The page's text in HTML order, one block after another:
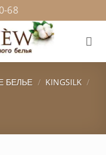
68
БЕЛЬЕ / KINGSILK /